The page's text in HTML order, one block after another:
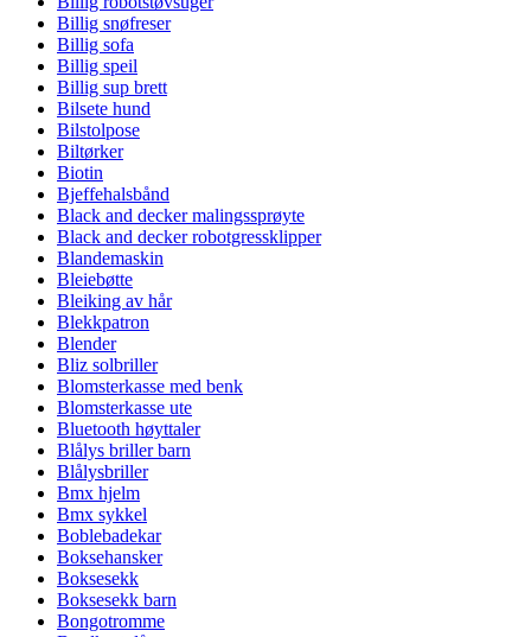
Billig snøfreser
Billig sofa
Billig speil
Billig sup brett
Bilsete hund
Bilstolpose
Biltørker
Biotin
Bjeffehalsbånd
Black and decker malingssprøyte
Black and decker robotgressklipper
Blandemaskin
Bleiebøtte
Bleiking av hår
Blekkpatron
Blender
Bliz solbriller
Blomsterkasse med benk
Blomsterkasse ute
Bluetooth høyttaler
Blålys briller barn
Blålysbriller
Bmx hjelm
Bmx sykkel
Boblebadekar
Boksehansker
Boksesekk
Boksesekk barn
Bongotromme